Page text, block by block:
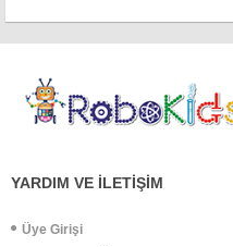
YARDIM VE İLETİŞİM
Üye Girişi